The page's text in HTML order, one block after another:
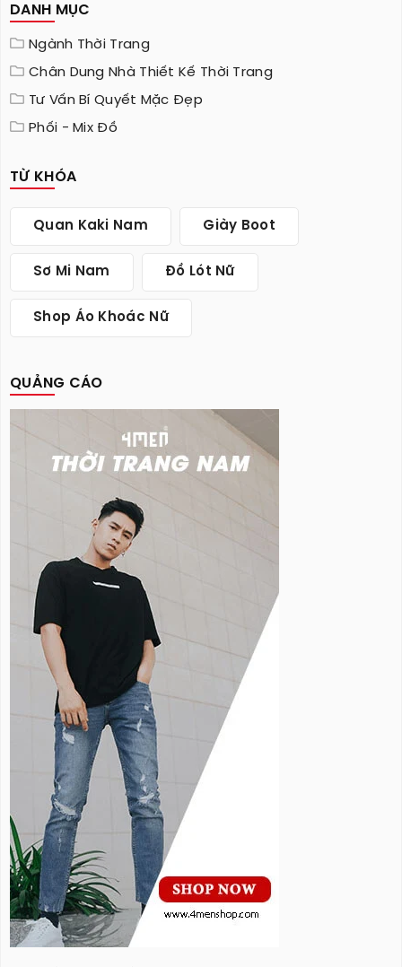
DANH MỤC
Ngành Thời Trang
Chân Dung Nhà Thiết Kế Thời Trang
Tư Vấn Bí Quyết Mặc Đẹp
Phối - Mix Đồ
TỪ KHÓA
Quan Kaki Nam Giày Boot
Sơ Mi Nam Đồ Lót Nữ
Shop Áo Khoác Nữ
QUẢNG CÁO